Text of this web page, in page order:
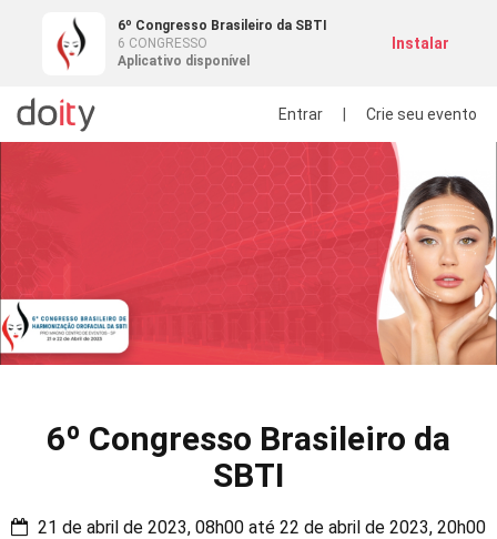
6º Congresso Brasileiro da SBTI
6 CONGRESSO
Aplicativo disponível
Instalar
Entrar Crie seu evento
6º Congresso Brasileiro da
SBTI
21 de abril de 2023, 08h00 até 22 de abril de 2023, 20h00